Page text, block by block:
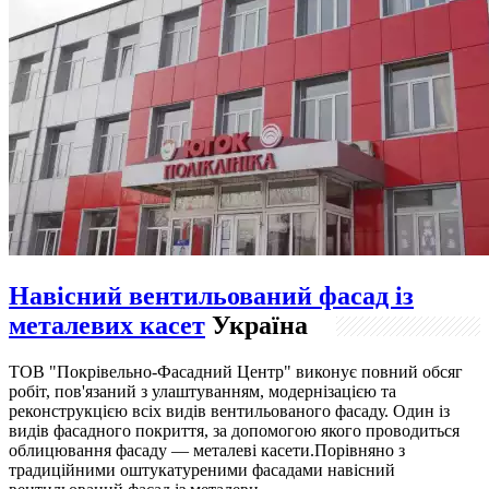
Навісний вентильований фасад із
металевих касет Україна
ТОВ "Покрівельно-Фасадний Центр" виконує повний обсяг
робіт, пов'язаний з улаштуванням, модернізацією та
реконструкцією всіх видів вентильованого фасаду. Один із
видів фасадного покриття, за допомогою якого проводиться
облицювання фасаду — металеві касети.Порівняно з
традиційними оштукатуреними фасадами навісний